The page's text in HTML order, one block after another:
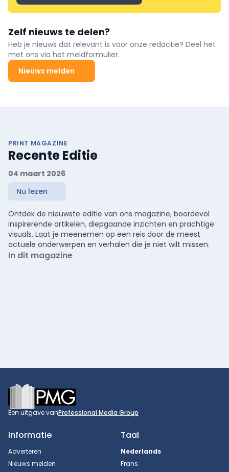
Zelf nieuws te delen?
Heb je nieuws dat relevant is voor onze redactie? Deel het
met ons via het meldformulier.
Nieuws melden
PRINT MAGAZINE
Recente Editie
04 maart 2026
Nu lezen
Ontdek de nieuwste editie van ons magazine, boordevol
inspirerende artikelen, diepgaande inzichten en prachtige
visuals. Laat je meenemen op een reis door de meest
actuele onderwerpen en verhalen die je niet wilt missen.
In dit magazine
Footer
Een uitgave vanProfessional Media Group
Informatie
Adverteren
Nieuws melden
Taal
Nederlands
Frans